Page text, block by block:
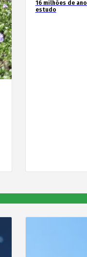
16 milhões de
estudo